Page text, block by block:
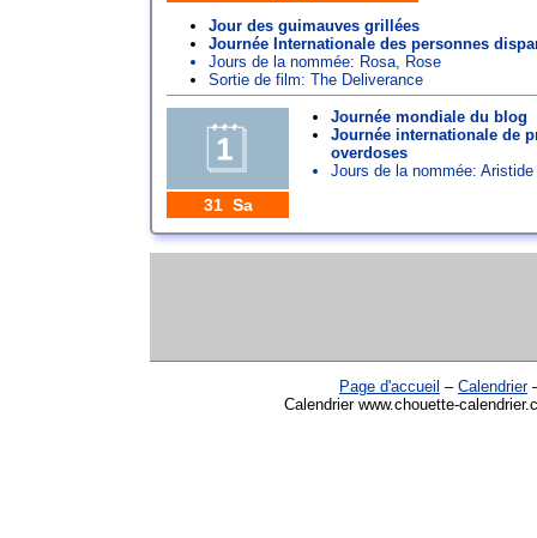
Jour des guimauves grillées
Journée Internationale des personnes
Jours de la nommée: Rosa
Rose
Sortie de film: The Deliverance
31 Sa
Journée mondiale du blog
Journée internationale de
overdoses
Jours de la nommée: Aristide
Page d'accueil – Calendrier
Calendrier www.chouette-